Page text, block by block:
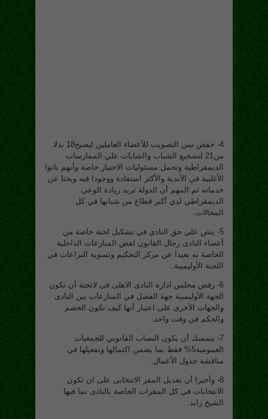
4- خفض سن التصويت للأعضاء العاملين ليصبح18 بدلا
من21 لتشجيع الشباب والشابات علي الممارسات
الديمقراطية وتحمل مسئوليات الاختيار خاصة وأنهم باتوا
الأغلبية في الأندية والأكثر استفادة ووجودا فيه وبحثا عن
خدماته ثم المهم أن الدولة تريد زيادة الوعي
الديمقراطي لدي أكبر قطاع من شبابها في كل
المجالات.
5- ينص علي حق النادي في تشكيل لجنة خاصة من
أعضاء النادى رجال القانون لفض المنازعات الداخلية
الخاصة به بعيدا عن مركز التحكيم وتسوية النزاعات في
اللجنة الأوليمبية..
6- رفض مجلس ادارة النادى الاهلى فى لائحتة أن تكون
الجهة الأوليمبية جهة الفصل في المنازعات بين النادى
والجهات الأخرى على اعتبار أنها كيف تكون الخصم
والحكم في وقت واحد.
7- يتمسك أن يكون النصاب القانوني للجمعيات
العمومية5% فقط بما يضمن اكتمالها وتفعيلها في
مناقشة جدول الأعمال.
8- وأخيرا أن تعديل المقر الانتخابى على ان تكون
الانتخابات في كل المقرات الخاصة بالنادى بما فيها
الشيخ زايد.